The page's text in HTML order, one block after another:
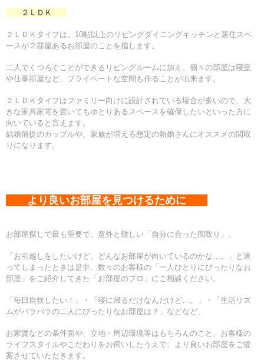
２ＬＤＫ
２ＬＤＫタイプは、10帖以上のリビングダイニングキッチンと居住スペ
ースが２部屋あるお部屋のことを指します。
二人でくつろぐことができるリビングルームに加え、個々の部屋は寝室
や仕事部屋など、プライベートな空間も作ることが出来ます。
２ＬＤＫタイプはファミリー向けに設計されている場合が多いので、大
きな家具家電を置いてもゆとりあるスペースを確保したいといった方に
向いていると言えます。
結婚前提のカップルや、家族が増える想定の新婚さんにオススメの間取
りになります。
より良いお部屋を見つけるために
お部屋探しで最も重要で、意外と難しい「自分に合った間取り」。
「お引越しをしたいけど、どんなお部屋が向いているのかな…。」と迷
ってしまったときは是非、 数々のお客様の「一人ひとりにぴったりなお
部屋」をご紹介してきた「お部屋のプロ」にご相談ください。
「毎日自炊したい！」・「寝に帰るだけなんだけど…。」・「生活リズ
ムがバラバラの二人にぴったりなお部屋は？」などなど、
お家賃などの条件面や、立地・周辺環境等はもちろんのこと、 お客様の
ライフスタイルやこだわりをお伺いしたうえで、より良いお部屋をご提
案させていただきます。